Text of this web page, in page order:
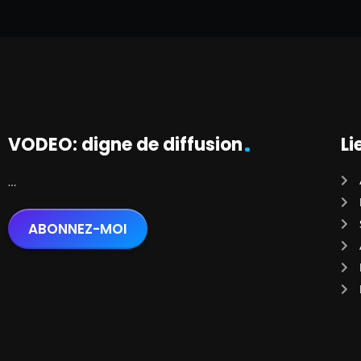
VODEO: digne de diffusion
…
ABONNEZ-MOI